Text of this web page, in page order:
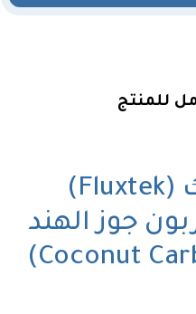
للمنتج
شمعة فلوكستك (Fluxtek)
جوز الهند